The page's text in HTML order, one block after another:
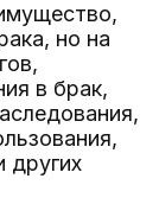
но на
в брак,
других